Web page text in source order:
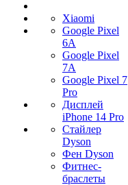
Xiaomi
Google Pixel
6A
Google Pixel
7А
Google Pixel 7
Pro
Дисплей
iPhone 14 Pro
Стайлер
Dyson
Фен Dyson
Фитнес-
браслеты